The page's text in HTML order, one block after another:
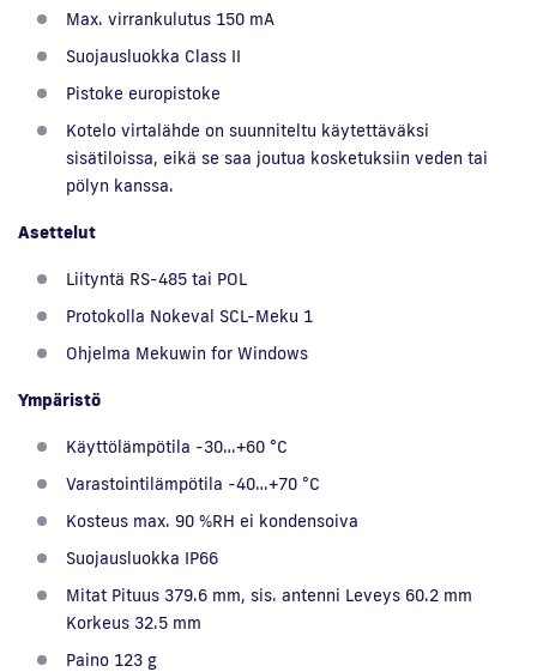
Max. virrankulutus 150 mA
Suojausluokka Class II
Pistoke europistoke
Kotelo virtalähde on suunniteltu käytettäväksi
sisätiloissa, eikä se saa joutua kosketuksiin veden tai
pölyn kanssa.
Asettelut
Liityntä RS-485 tai POL
Protokolla Nokeval SCL-Meku 1
Ohjelma Mekuwin for Windows
Ympäristö
Käyttölämpötila -30…+60 °C
Varastointilämpötila -40…+70 °C
Kosteus max. 90 %RH ei kondensoiva
Suojausluokka IP66
Mitat Pituus 379.6 mm, sis. antenni Leveys 60.2 mm
Korkeus 32.5 mm
Paino 123 g